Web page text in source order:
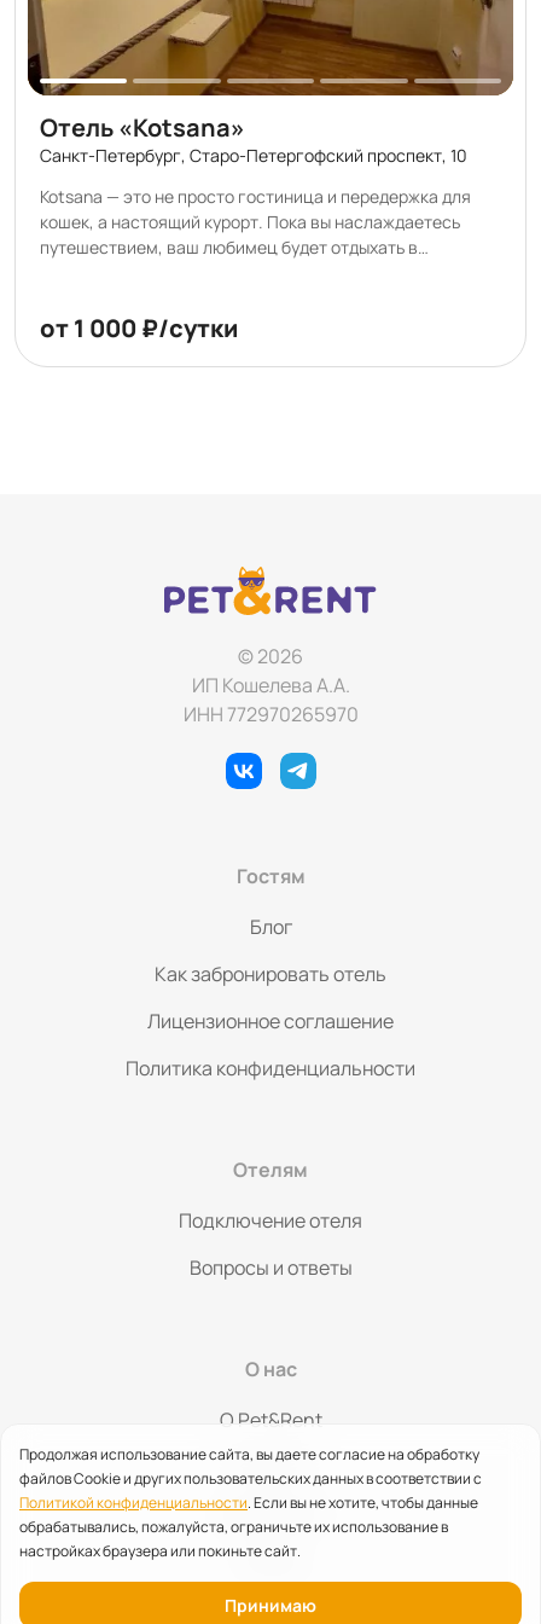
заботимся о спокойствии наших гостей.
Отель «Kotsana»
Санкт-Петербург, Старо-Петергофский проспект, 10
Kotsana — это не просто гостиница и передержка для
кошек, а настоящий курорт. Пока вы наслаждаетесь
путешествием, ваш любимец будет отдыхать в
няни, массажи, игры и релакс — каждый день как
маленький отпуск. Мы создали идеальные условия для
отдыха котиков в нашем роскошном SPA-отеле.
от 1 000 ₽/сутки
© 2026
ИП Кошелева А.А.
ИНН 772970265970
Гостям
Блог
Как забронировать отель
Лицензионное соглашение
Политика конфиденциальности
Отелям
Подключение отеля
Вопросы и ответы
О нас
O Pet&Rent
Контакты
Партнерство
Помощь
Продолжая использование сайта, вы даете согласие на обработку
файлов Cookie и других пользовательских данных в соответствии с
Политикой конфиденциальности. Если вы не хотите, чтобы данные
обрабатывались, пожалуйста, ограничьте их использование в
настройках браузера или покиньте сайт.
Принимаю